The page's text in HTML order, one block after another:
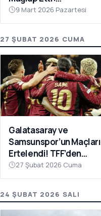
Yenilmezlik Serisi 18
Maça Çıktı
9 Mart 2026 Pazartesi
27 ŞUBAT 2026 CUMA
Galatasaray ve
Samsunspor’un Maçları
Ertelendi! TFF’den
Avrupa Mesaisi Kararı
27 Şubat 2026 Cuma
24 ŞUBAT 2026 SALI